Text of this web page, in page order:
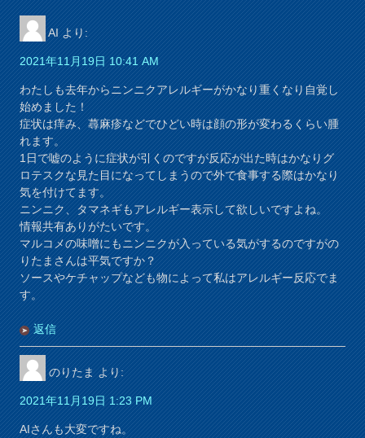
AI より:
2021年11月19日 10:41 AM
わたしも去年からニンニクアレルギーがかなり重くなり自覚し
始めました！
症状は痒み、蕁麻疹などでひどい時は顔の形が変わるくらい腫
れます。
1日で嘘のように症状が引くのですが反応が出た時はかなりグ
ロテスクな見た目になってしまうので外で食事する際はかなり
気を付けてます。
ニンニク、タマネギもアレルギー表示して欲しいですよね。
情報共有ありがたいです。
マルコメの味噌にもニンニクが入っている気がするのですがの
りたまさんは平気ですか？
ソースやケチャップなども物によって私はアレルギー反応でま
す。
返信
のりたま より:
2021年11月19日 1:23 PM
AIさんも大変ですね。